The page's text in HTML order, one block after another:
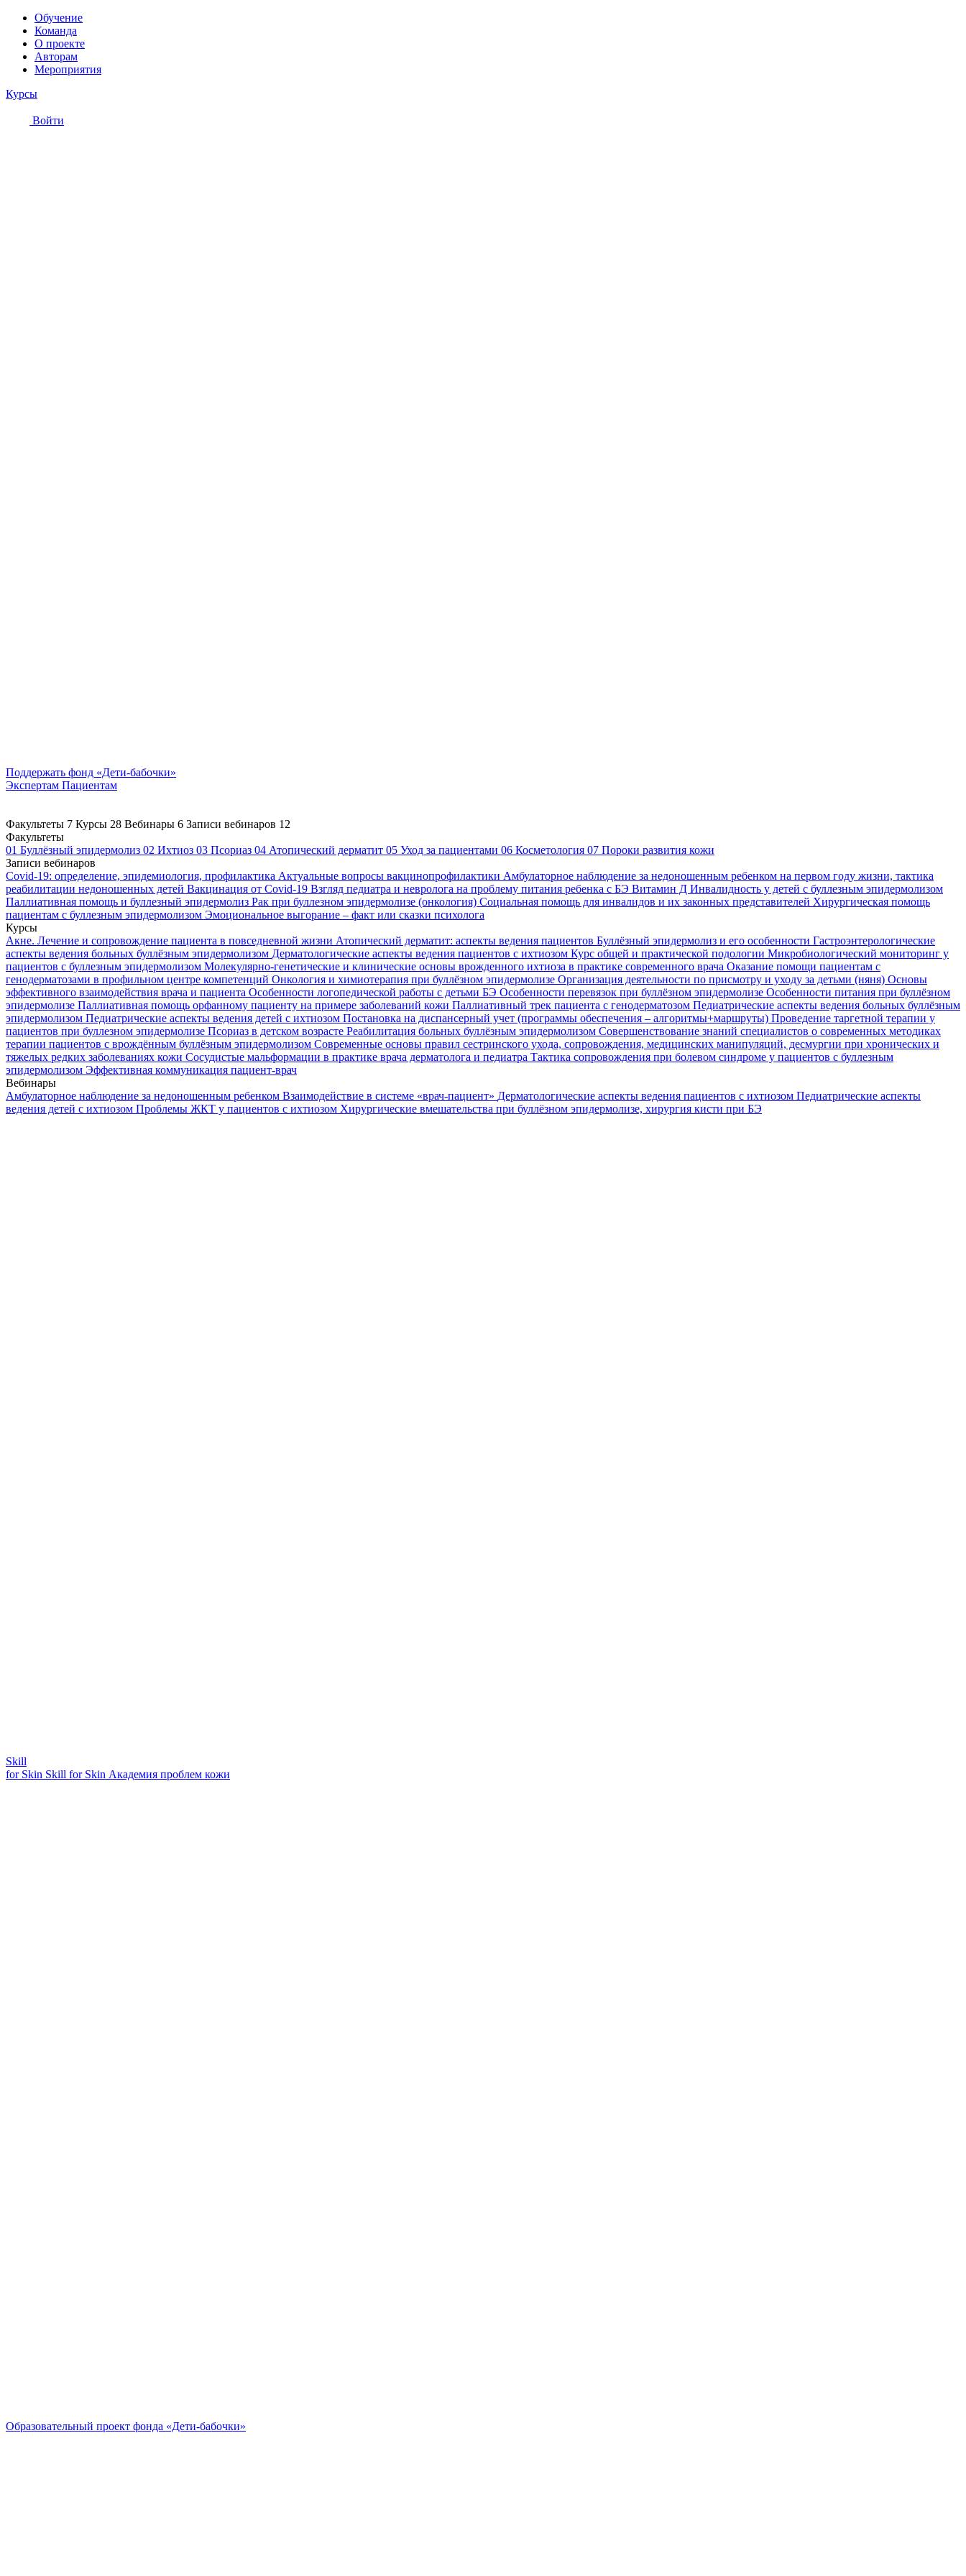
Обучение
Команда
О проекте
Авторам
Мероприятия
Курсы
Войти
Поддержать фонд «Дети-бабочки»
Экспертам Пациентам
Факультеты 7 Курсы 28 Вебинары 6 Записи вебинаров 12
Факультеты
01 Буллёзный эпидермолиз 02 Ихтиоз 03 Псориаз 04 Атопический дерматит 05 Уход за пациентами 06 Косметология 07 Пороки развития кожи
Записи вебинаров
Covid-19: определение, эпидемиология, профилактика Актуальные вопросы вакцинопрофилактики Амбулаторное наблюдение за недоношенным ребенком на первом году жизни, тактика
реабилитации недоношенных детей Вакцинация от Covid-19 Взгляд педиатра и невролога на проблему питания ребенка с БЭ Витамин Д Инвалидность у детей с буллезным эпидермолизом
Паллиативная помощь и буллезный эпидермолиз Рак при буллезном эпидермолизе (онкология) Социальная помощь для инвалидов и их законных представителей Хирургическая помощь
пациентам с буллезным эпидермолизом Эмоциональное выгорание – факт или сказки психолога
Курсы
Акне. Лечение и сопровождение пациента в повседневной жизни Атопический дерматит: аспекты ведения пациентов Буллёзный эпидермолиз и его особенности Гастроэнтерологические
аспекты ведения больных буллёзным эпидермолизом Дерматологические аспекты ведения пациентов с ихтиозом Курс общей и практической подологии Микробиологический мониторинг у
пациентов с буллезным эпидермолизом Молекулярно-генетические и клинические основы врожденного ихтиоза в практике современного врача Оказание помощи пациентам с
генодерматозами в профильном центре компетенций Онкология и химиотерапия при буллёзном эпидермолизе Организация деятельности по присмотру и уходу за детьми (няня) Основы
эффективного взаимодействия врача и пациента Особенности логопедической работы с детьми БЭ Особенности перевязок при буллёзном эпидермолизе Особенности питания при буллёзном
эпидермолизе Паллиативная помощь орфанному пациенту на примере заболеваний кожи Паллиативный трек пациента с генодерматозом Педиатрические аспекты ведения больных буллёзным
эпидермолизом Педиатрические аспекты ведения детей с ихтиозом Постановка на диспансерный учет (программы обеспечения – алгоритмы+маршруты) Проведение таргетной терапии у
пациентов при буллезном эпидермолизе Псориаз в детском возрасте Реабилитация больных буллёзным эпидермолизом Совершенствование знаний специалистов о современных методиках
терапии пациентов с врождённым буллёзным эпидермолизом Современные основы правил сестринского ухода, сопровождения, медицинских манипуляций, десмургии при хронических и
тяжелых редких заболеваниях кожи Сосудистые мальформации в практике врача дерматолога и педиатра Тактика сопровождения при болевом синдроме у пациентов с буллезным
эпидермолизом Эффективная коммуникация пациент-врач
Вебинары
Амбулаторное наблюдение за недоношенным ребенком Взаимодействие в системе «врач-пациент» Дерматологические аспекты ведения пациентов с ихтиозом Педиатрические аспекты
ведения детей с ихтиозом Проблемы ЖКТ у пациентов с ихтиозом Хирургические вмешательства при буллёзном эпидермолизе, хирургия кисти при БЭ
Skill
for Skin Skill for Skin Академия проблем кожи
Образовательный проект фонда «Дети-бабочки»